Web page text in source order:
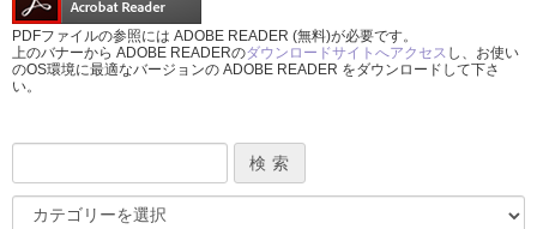
PDFファイルの参照には ADOBE READER (無料)が必要です。
上のバナーから ADOBE READERのダウンロードサイトへアクセス し、お使い
のOS環境に最適なバージョンの ADOBE READER をダウンロードして下さ
い。